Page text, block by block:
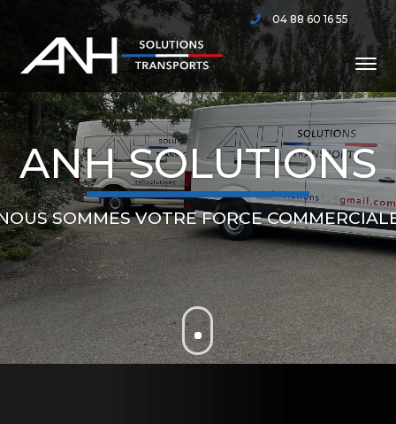
04 88 60 16 55
ANH SOLUTIONS
SOMMES VOTRE FORCE